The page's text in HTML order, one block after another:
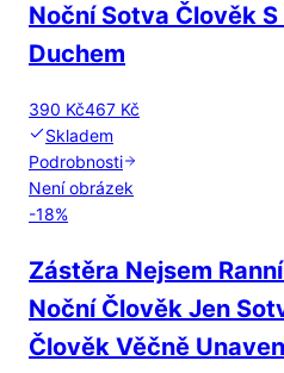
Noční Sotva Člověk
Duchem
390 Kč467 Kč
Skladem
Podrobnosti
Není obrázek
-18%
Zástěra Nejsem
Noční Člověk Jen
Člověk Věčně